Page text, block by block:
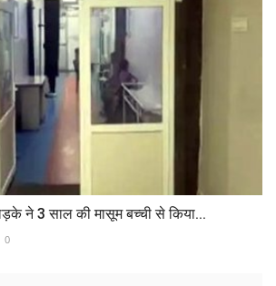
ने 3 साल की मासूम बच्ची से किया...
0